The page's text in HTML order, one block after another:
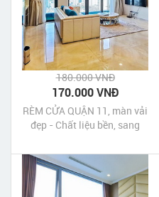
180.000 VNĐ
170.000 VNĐ
RÈM CỬA QUẬN 11, màn vải
đẹp - Chất liệu bền, sang